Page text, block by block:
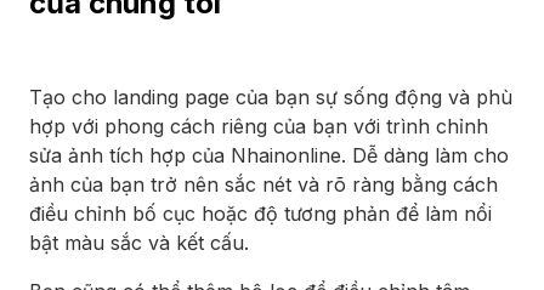
Tạo cho landing page của bạn sự sống động và phù
hợp với phong cách riêng của bạn với trình chỉnh
sửa ảnh tích hợp của Nhainonline. Dễ dàng làm cho
ảnh của bạn trở nên sắc nét và rõ ràng bằng cách
điều chỉnh bố cục hoặc độ tương phản để làm nổi
bật màu sắc và kết cấu.